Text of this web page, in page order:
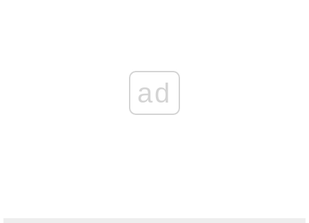
ad